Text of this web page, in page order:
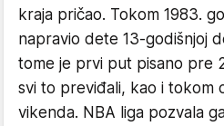
kraja pričao. Tokom 1983.
napravio dete 13-godišnjoj
tome je prvi put pisano pre
svi to previđali, kao i tokom
vikenda. NBA liga pozvala